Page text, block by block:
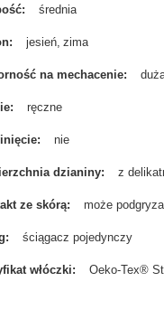
średnia
jesień zima
na mechacenie
ręczne
nie
dzianiny z
ze skórą może
ściągacz pojedynczy
włóczki Oeko-Tex®